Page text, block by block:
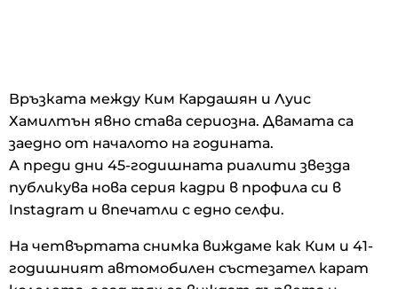
Връзката между Ким Кардашян и Луис
Хамилтън явно става сериозна. Двамата са
заедно от началото на годината.
А преди дни 45-годишната риалити звезда
публикува нова серия кадри в профила си в
Instagram и впечатли с едно селфи.
На четвъртата снимка виждаме как Ким и 41-
годишният автомобилен състезател карат